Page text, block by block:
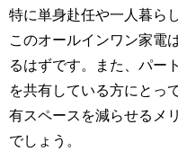
特に単身赴任や一人暮ら
このオールインワン家電
るはずです。また、パー
を共有している方にとっ
有スペースを減らせるメ
でしょう。